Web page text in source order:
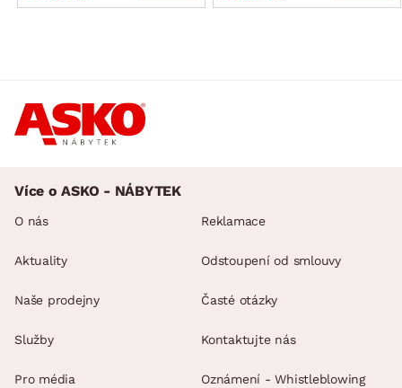
Více o ASKO - NÁBYTEK
O nás
Aktuality
Naše prodejny
Služby
Pro média
Reklamace
Odstoupení od smlouvy
Časté otázky
Kontaktujte nás
Oznámení - Whistleblowing